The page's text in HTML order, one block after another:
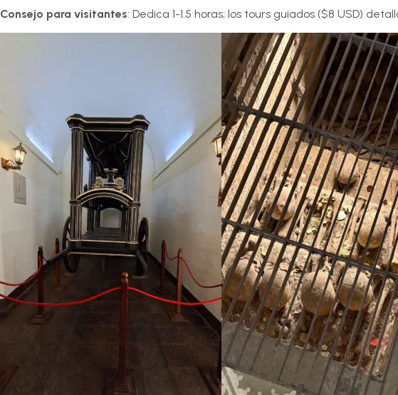
Consejo para visitantes: Dedica 1-1.5 horas; los tours guiados ($8 USD)